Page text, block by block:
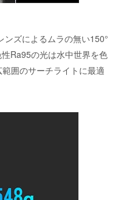
ズによるムラの無い150°
Ra95の光は水中世界を色
囲のサーチライトに最適